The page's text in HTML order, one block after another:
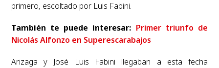
primero, escoltado por Luis Fabini.
También te puede interesar: Primer triunfo de
Nicolás Alfonzo en Superescarabajos
Arizaga y José Luis Fabini llegaban a esta fecha